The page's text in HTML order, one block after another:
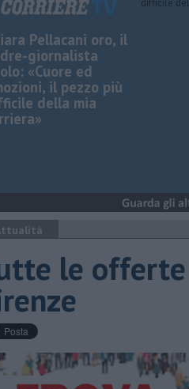
Pellacani oro, il
giornalista
«Cuore ed
il pezzo più
della mia
le